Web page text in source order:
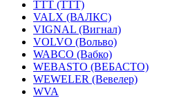
TTT (ТТТ)
VALX (ВАЛКС)
VIGNAL (Вигнал)
VOLVO (Вольво)
WABCO (Вабко)
WEBASTO (ВЕБАСТО)
WEWELER (Вевелер)
WVA